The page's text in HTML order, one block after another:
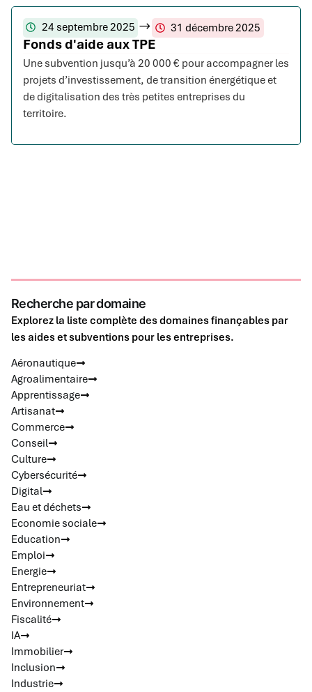
24 septembre 2025 31 décembre 2025
Fonds d'aide aux TPE
Une subvention jusqu’à 20 000 € pour accompagner les
projets d’investissement, de transition énergétique et
de digitalisation des très petites entreprises du
territoire.
Recherche par domaine
Explorez la liste complète des domaines finançables par
les aides et subventions pour les entreprises.
Aéronautique
Agroalimentaire
Apprentissage
Artisanat
Commerce
Conseil
Culture
Cybersécurité
Digital
Eau et déchets
Economie sociale
Education
Emploi
Energie
Entrepreneuriat
Environnement
Fiscalité
IA
Immobilier
Inclusion
Industrie